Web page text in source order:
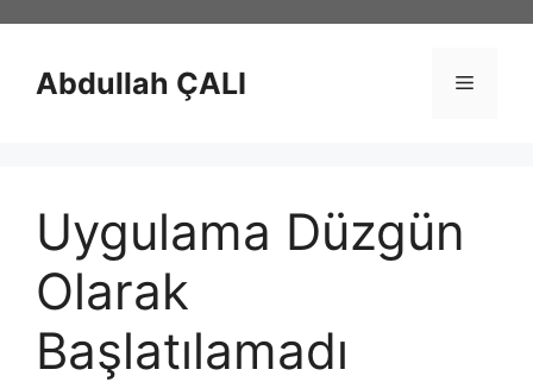
Abdullah ÇALI Menü
Uygulama Düzgün
Olarak
Başlatılamadı